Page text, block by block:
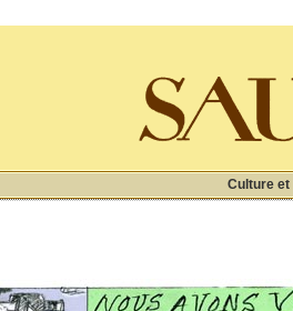
Culture et